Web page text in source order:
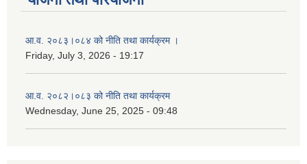
आ.व. २०८३।०८४ को नीति तथा कार्यक्रम ।
Friday, July 3, 2026 - 19:17
आ.व. २०८२।०८३ को नीति तथा कार्यक्रम
Wednesday, June 25, 2025 - 09:48